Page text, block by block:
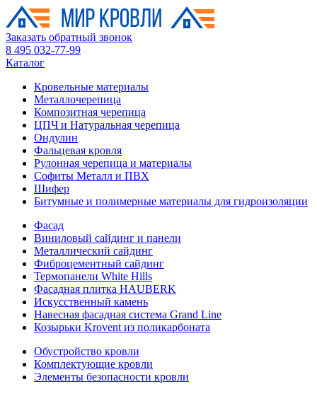
Заказать обратный звонок
8 495 032-77-99
Каталог
Кровельные материалы
Металлочерепица
Композитная черепица
ЦПЧ и Натуральная черепица
Ондулин
Фальцевая кровля
Рулонная черепица и материалы
Софиты Металл и ПВХ
Шифер
Битумные и полимерные материалы для гидроизоляции
Фасад
Виниловый сайдинг и панели
Металлический сайдинг
Фиброцементный сайдинг
Термопанели White Hills
Фасадная плитка HAUBERK
Искусственный камень
Навесная фасадная система Grand Line
Козырьки Krovent из поликарбоната
Обустройство кровли
Комплектующие кровли
Элементы безопасности кровли